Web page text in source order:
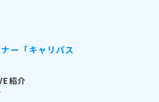
ー「キャリパス
紹介